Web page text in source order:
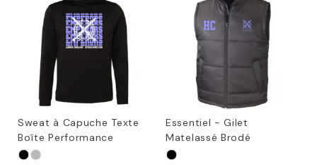
Sweat à Capuche Texte
Boîte Performance
Essentiel - Gilet
Matelassé Brodé